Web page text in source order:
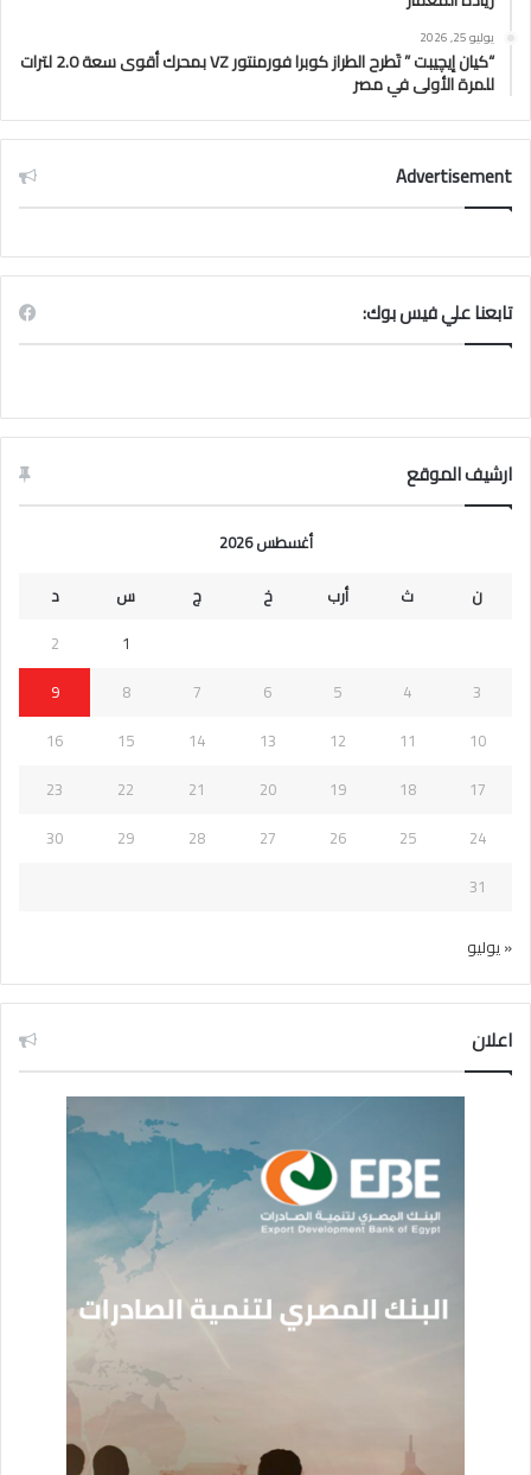
يوليو 25, 2026
“كيان إيچيبت ” تَطرح الطراز كوبرا فورمنتور VZ بمحرك أقوى سعة 2.0 لترات
للمرة الأولى في مصر
Advertisement
تابعنا علي فيس بوك:
ارشيف الموقع
أغسطس 2026
ن
ث أرب خ ج س
د
1
2
3
4
5
6
7
8
9
10
11
12
13
14
15
16
17
18
19
20
21
22
23
24
25
26
27
28
29
30
31
« يوليو
اعلان